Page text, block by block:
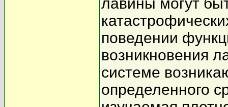
поведении
возникновения
системе
определенного